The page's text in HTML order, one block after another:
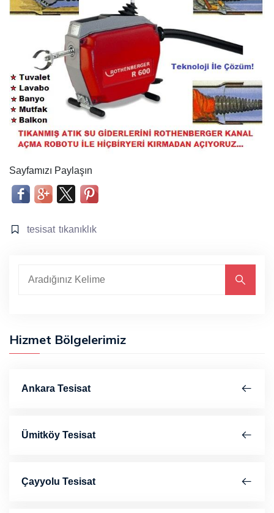
Sayfamızı Paylaşın
tesisat tıkanıklık
Hizmet Bölgelerimiz
Ankara Tesisat
Ümitköy Tesisat
Çayyolu Tesisat